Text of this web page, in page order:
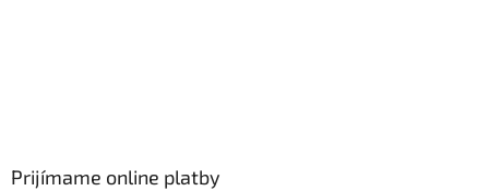
Prijímame online platby